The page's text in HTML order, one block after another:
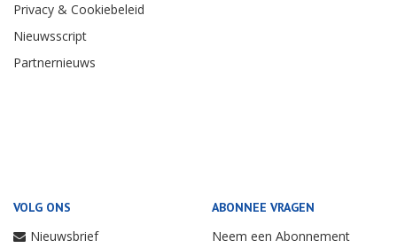
Privacy & Cookiebeleid
Nieuwsscript
Partnernieuws
VOLG ONS
Nieuwsbrief
ABONNEE VRAGEN
Neem een Abonnement